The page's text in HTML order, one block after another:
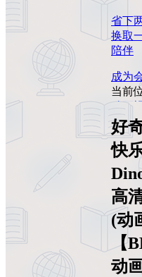
省下
换取
陪伴
成为
当前
动画
恐龙/
51集
【
好
快
高
(动
【
动